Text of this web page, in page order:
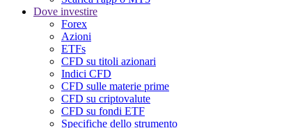
Dove investire
Forex
Azioni
ETFs
CFD su titoli azionari
Indici CFD
CFD sulle materie prime
CFD su criptovalute
CFD su fondi ETF
Specifiche dello strumento